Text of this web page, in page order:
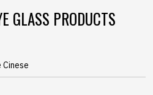
GLASS PRODUCTS